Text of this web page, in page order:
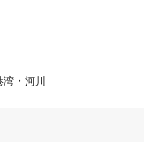
・河川